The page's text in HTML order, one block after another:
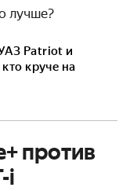
лучше?
Patriot и
круче на
против
i